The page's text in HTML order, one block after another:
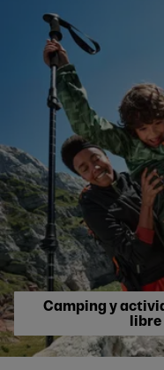
Skip to next section
Camping y
libre